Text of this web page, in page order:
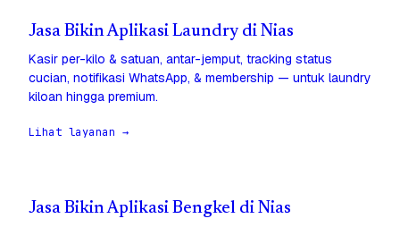
Jasa Bikin Aplikasi Laundry di Nias
Kasir per-kilo & satuan, antar-jemput, tracking status
cucian, notifikasi WhatsApp, & membership — untuk laundry
kiloan hingga premium.
Lihat layanan →
Jasa Bikin Aplikasi Bengkel di Nias